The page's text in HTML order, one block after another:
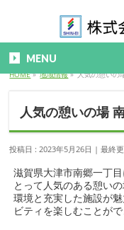
MENU
HOME» 地域情報» 人気の憩いの
人気の憩いの場
投稿日 : 2023年5月26日 最終
滋賀県大津市南郷一丁
とって人気のある憩い
環境と充実した施設が
ビティを楽しむことがで